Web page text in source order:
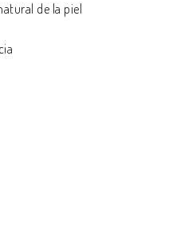
de la piel